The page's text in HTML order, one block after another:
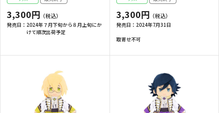
3,300円
発売日： 2024年７月下旬から８月上旬にか
けて順次出荷予定
3,300円
発売日： 2024年7月31日
取寄せ不可